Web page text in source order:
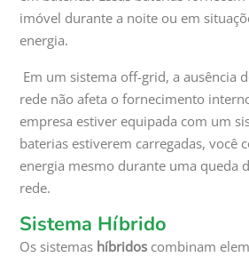
imóvel durante a noite ou em
energia.
Em um sistema off-grid, a ausência
rede não afeta o fornecimento
empresa estiver equipada com um
baterias estiverem carregadas, você
energia mesmo durante uma queda
rede.
Sistema Híbrido
Os sistemas híbridos combinam